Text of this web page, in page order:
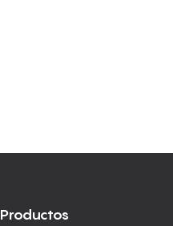
Productos